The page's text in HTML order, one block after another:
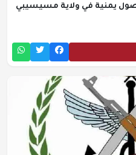
يمنية في ولاية مسيسيبي